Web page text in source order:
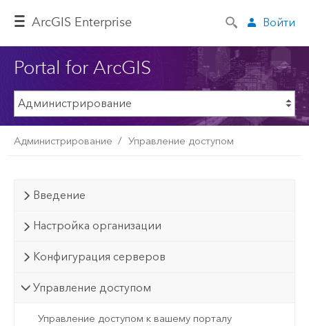
ArcGIS Enterprise Войти
Portal for ArcGIS
Администрирование Управление доступом
Введение
Настройка организации
Конфигурация серверов
Управление доступом
Управление доступом к вашему порталу